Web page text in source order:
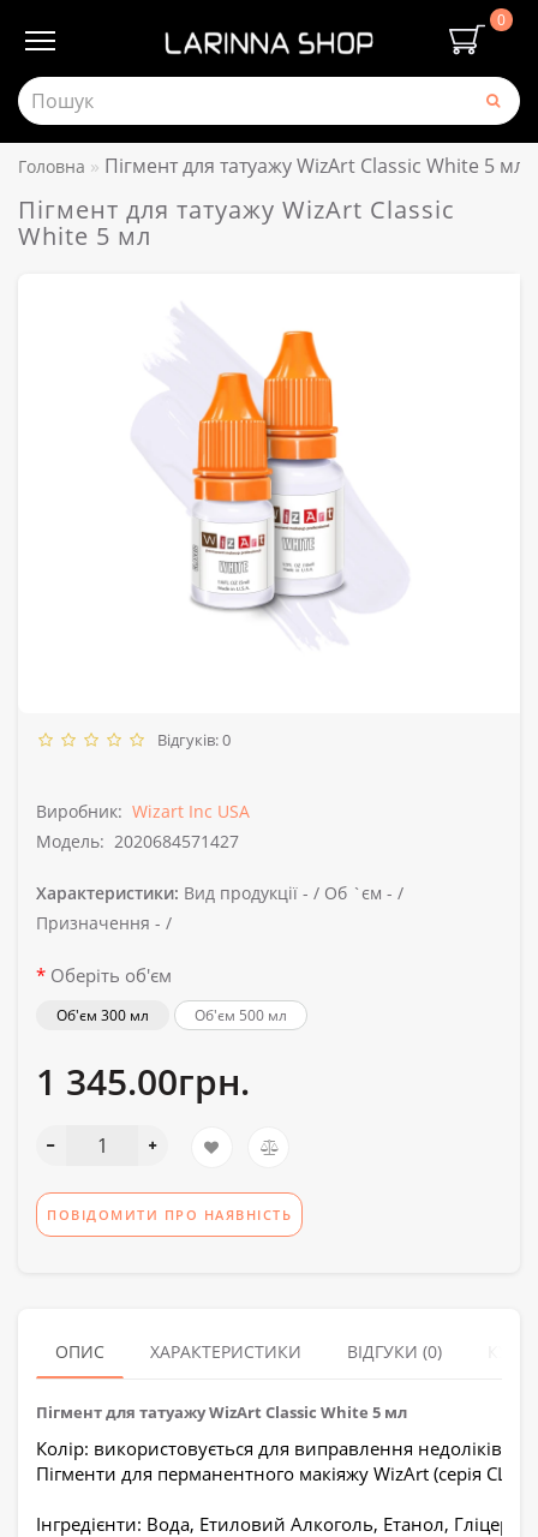
0
Головна Пігмент для татуажу WizArt Classic White 5 мл
Пігмент для татуажу WizArt Classic
White 5 мл
Відгуків: 0
Виробник: Wizart Inc USA
Модель: 2020684571427
Характеристики: Вид продукції - / Об `єм - /
Призначення - /
Оберіть об'єм
Об'єм 300 мл Об'єм 500 мл
1 345.00грн.
ПОВІДОМИТИ ПРО НАЯВНІСТЬ
ОПИС ХАРАКТЕРИСТИКИ ВІДГУКИ (0)
Пігмент для татуажу WizArt Classic White 5 мл
Колір: використовується для виправлення недоліків
Пігменти для перманентного макіяжу WizArt (серія
Інгредієнти: Вода, Етиловий Алкоголь, Етанол,